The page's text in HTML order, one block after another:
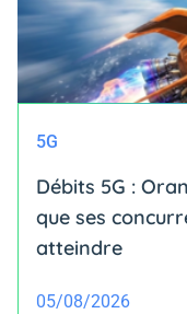
5G
Débits 5G :
que ses
atteindre
05/08/2026